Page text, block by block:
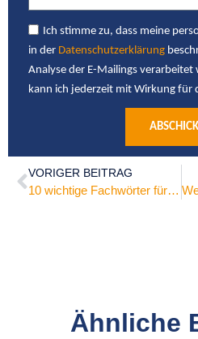
Ich stimme zu, dass meine
in der Datenschutzerklärung
Analyse der E-Mailings
kann ich jederzeit mit Wirkung für
VORIGER BEITRAG
10 wichtige Fachwörter für Börse und Optionshandel
Ähnliche